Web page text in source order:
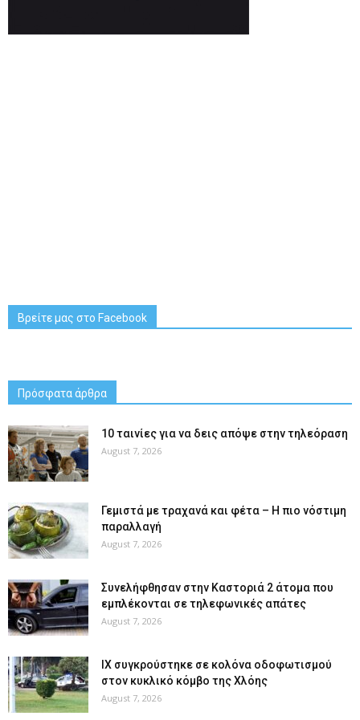
Βρείτε μας στο Facebook
Πρόσφατα άρθρα
10 ταινίες για να δεις απόψε στην τηλεόραση
August 7, 2026
Γεμιστά με τραχανά και φέτα – Η πιο νόστιμη
παραλλαγή
August 7, 2026
Συνελήφθησαν στην Καστοριά 2 άτομα που
εμπλέκονται σε τηλεφωνικές απάτες
August 7, 2026
ΙΧ συγκρούστηκε σε κολόνα οδοφωτισμού
στον κυκλικό κόμβο της Χλόης
August 7, 2026